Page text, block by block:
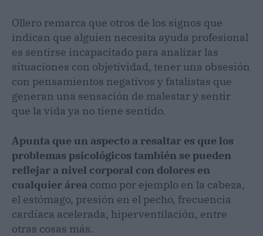
Ollero remarca que otros de los signos que
indican que alguien necesita ayuda profesional
es sentirse incapacitado para analizar las
situaciones con objetividad, tener una obsesión
con pensamientos negativos y fatalistas que
generan una sensación de malestar y sentir
que la vida ya no tiene sentido.
Apunta que un aspecto a resaltar es que los
problemas psicológicos también se pueden
reflejar a nivel corporal con dolores en
cualquier área como por ejemplo en la cabeza,
el estómago, presión en el pecho, frecuencia
cardíaca acelerada, hiperventilación, entre
otras cosas más.